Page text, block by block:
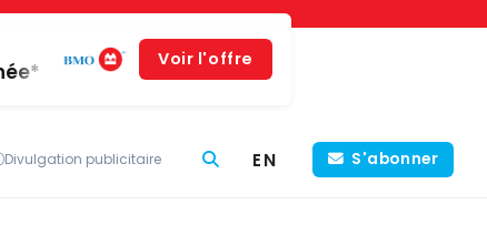
Voir l'offre
Divulgation publicitaire EN S'abonner